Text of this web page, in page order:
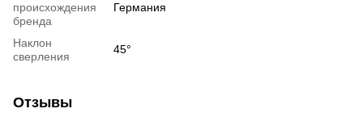
происхождения
бренда
Германия
Наклон
сверления
45°
Отзывы